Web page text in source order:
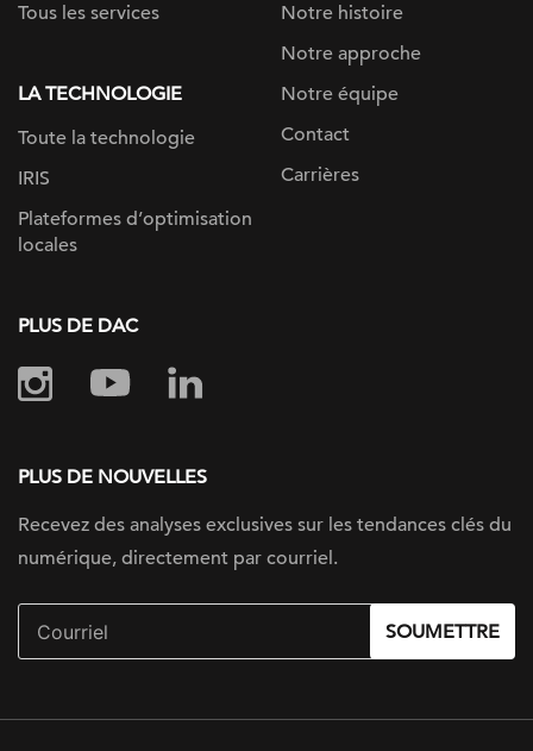
Tous les services
LA TECHNOLOGIE
Toute la technologie
IRIS
Plateformes d’optimisation
locales
Notre histoire
Notre approche
Notre équipe
Contact
Carrières
PLUS DE DAC
PLUS DE NOUVELLES
Recevez des analyses exclusives sur les tendances clés du
numérique, directement par courriel.
SOUMETTRE